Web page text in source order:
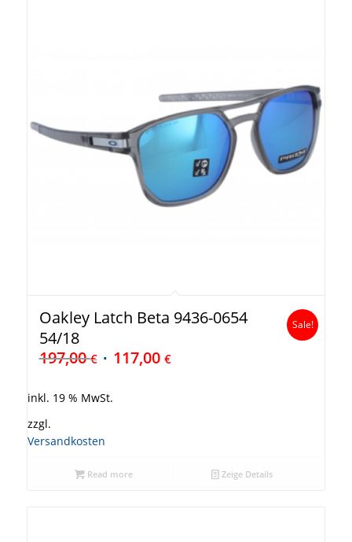
Oakley Latch Beta 9436-0654
54/18
197,00€ 117,00 €
Sale!
inkl. 19 % MwSt.
zzgl.
Versandkosten
Read more Zeige Details